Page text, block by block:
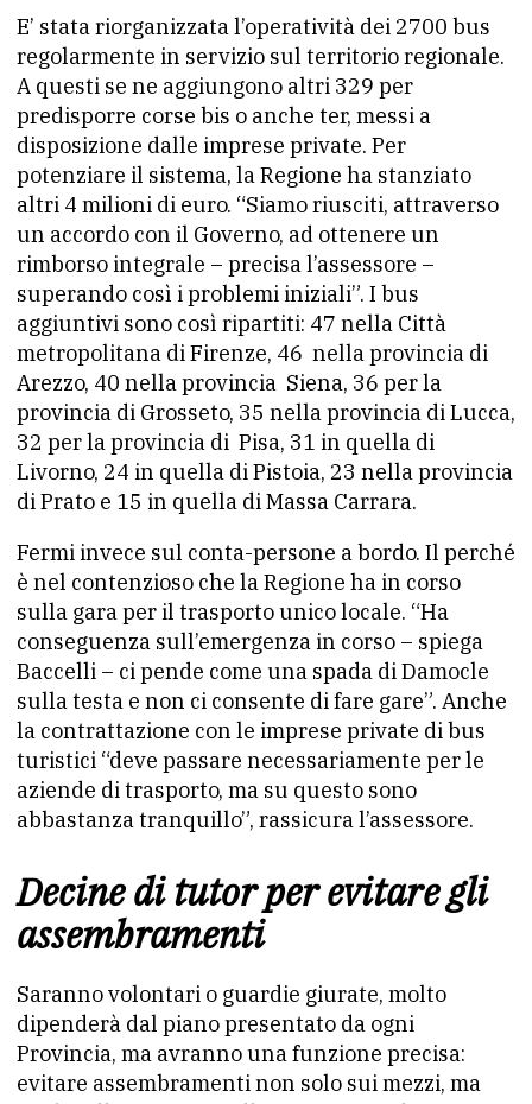
E’ stata riorganizzata l’operatività dei 2700 bus
regolarmente in servizio sul territorio regionale.
A questi se ne aggiungono altri 329 per
predisporre corse bis o anche ter, messi a
disposizione dalle imprese private. Per
potenziare il sistema, la Regione ha stanziato
altri 4 milioni di euro. “Siamo riusciti, attraverso
un accordo con il Governo, ad ottenere un
rimborso integrale – precisa l’assessore –
superando così i problemi iniziali”. I bus
aggiuntivi sono così ripartiti: 47 nella Città
metropolitana di Firenze, 46 nella provincia di
Arezzo, 40 nella provincia Siena, 36 per la
provincia di Grosseto, 35 nella provincia di Lucca,
32 per la provincia di Pisa, 31 in quella di
Livorno, 24 in quella di Pistoia, 23 nella provincia
di Prato e 15 in quella di Massa Carrara.
Fermi invece sul conta-persone a bordo. Il perché
è nel contenzioso che la Regione ha in corso
sulla gara per il trasporto unico locale. “Ha
conseguenza sull’emergenza in corso – spiega
Baccelli – ci pende come una spada di Damocle
sulla testa e non ci consente di fare gare”. Anche
la contrattazione con le imprese private di bus
turistici “deve passare necessariamente per le
aziende di trasporto, ma su questo sono
abbastanza tranquillo”, rassicura l’assessore.
Decine di tutor per evitare gli
assembramenti
Saranno volontari o guardie giurate, molto
dipenderà dal piano presentato da ogni
Provincia, ma avranno una funzione precisa:
evitare assembramenti non solo sui mezzi, ma